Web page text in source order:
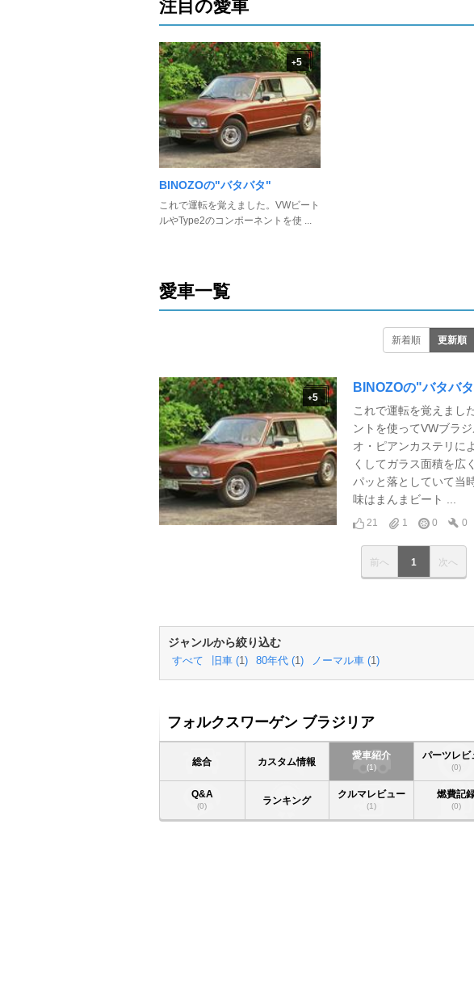
注目の愛車
+5
BINOZOの"バタバタ"
これで運転を覚えました。VWビート
ルやType2のコンポーネントを使 ...
愛車一覧
新着順 更新順
+5
BINOZOの"バタバ
これで運転を覚えまし
ントを使ってVWブラ
オ・ピアンカステリに
くしてガラス面積を広
パッと落としていて当
味はまんまビート ...
21 1 0 0
前へ 1 次へ
ジャンルから絞り込む
すべて 旧車 (1) 80年代 (1) ノーマル車 (1)
フォルクスワーゲン ブラジリア
総合 カスタム情報
愛車紹介
(1)
パーツレビ
(0)
Q&A
(0) ランキング
クルマレビュー
(1)
燃費記
(0)